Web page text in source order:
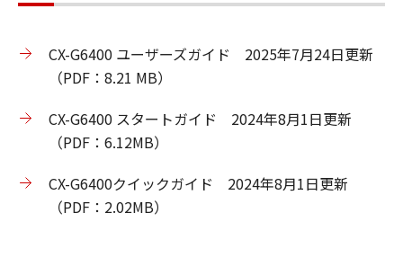
CX-G6400 ユーザーズガイド 2025年7月24日更新
（PDF：8.21 MB）
CX-G6400 スタートガイド 2024年8月1日更新
（PDF：6.12MB）
CX-G6400クイックガイド 2024年8月1日更新
（PDF：2.02MB）